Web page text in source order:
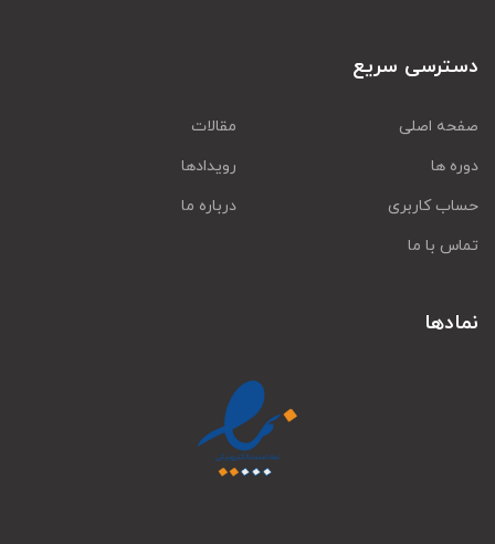
دسترسی سریع
صفحه اصلی
مقالات
دوره ها
رویدادها
حساب کاربری
درباره ما
تماس با ما
نمادها